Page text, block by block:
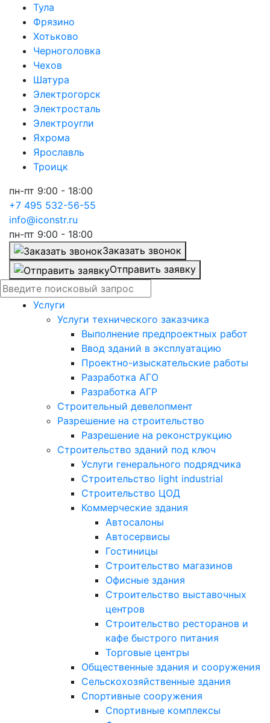
Тула
Фрязино
Хотьково
Черноголовка
Чехов
Шатура
Электрогорск
Электросталь
Электроугли
Яхрома
Ярославль
Троицк
пн-пт 9:00 - 18:00
+7 495 532-56-55
info@iconstr.ru
пн-пт 9:00 - 18:00
Заказать звонок
Отправить заявку
Услуги
Услуги технического заказчика
Выполнение предпроектных работ
Ввод зданий в эксплуатацию
Проектно-изыскательские работы
Разработка АГО
Разработка АГР
Строительный девелопмент
Разрешение на строительство
Разрешение на реконструкцию
Строительство зданий под ключ
Услуги генерального подрядчика
Строительство light industrial
Строительство ЦОД
Коммерческие здания
Автосалоны
Автосервисы
Гостиницы
Строительство магазинов
Офисные здания
Строительство выставочных
центров
Строительство ресторанов и
кафе быстрого питания
Торговые центры
Общественные здания и сооружения
Сельскохозяйственные здания
Спортивные сооружения
Спортивные комплексы